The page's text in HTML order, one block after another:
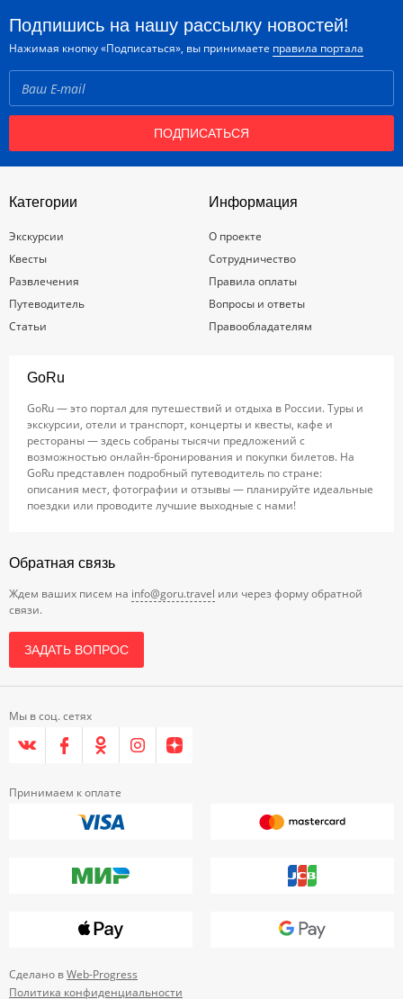
Подпишись на нашу рассылку новостей!
Нажимая кнопку «Подписаться», вы принимаете правила портала
ПОДПИСАТЬСЯ
Категории
Экскурсии
Квесты
Развлечения
Путеводитель
Статьи
Информация
О проекте
Сотрудничество
Правила оплаты
Вопросы и ответы
Правообладателям
GoRu
GoRu — это портал для путешествий и отдыха в России. Туры и
экскурсии, отели и транспорт, концерты и квесты, кафе и
рестораны — здесь собраны тысячи предложений с
возможностью онлайн-бронирования и покупки билетов. На
GoRu представлен подробный путеводитель по стране:
описания мест, фотографии и отзывы — планируйте идеальные
поездки или проводите лучшие выходные с нами!
Обратная связь
Ждем ваших писем на info@goru.travel или через форму обратной
связи.
ЗАДАТЬ ВОПРОС
Мы в соц. сетях
Принимаем к оплате
Сделано вWeb-Progress
Политика конфиденциальности